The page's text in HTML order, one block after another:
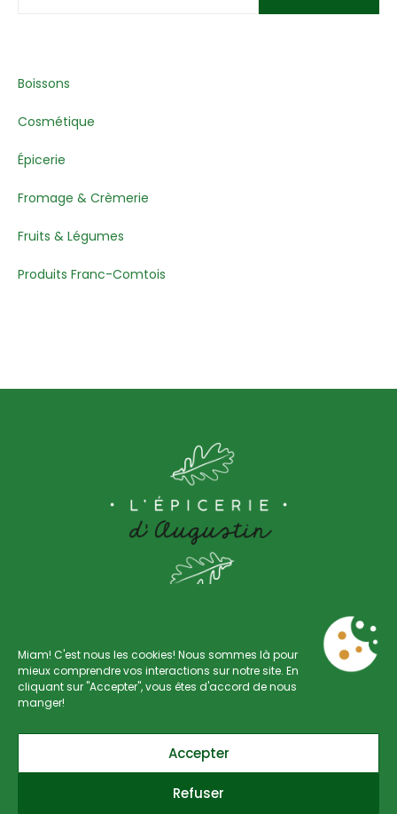
Miam! C'est nous les cookies! Nous sommes là pour
mieux comprendre vos interactions sur notre site. En
cliquant sur "Accepter", vous êtes d'accord de nous
manger!
Accepter
Refuser
Boissons
Cosmétique
Épicerie
Fromage & Crèmerie
Fruits & Légumes
Produits Franc-Comtois
Rue Saint-Gilles 88
+32 470 17 19 50